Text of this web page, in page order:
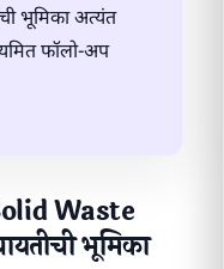
भूमिका अत्यंत
फॉलो-अप
Waste
भूमिका